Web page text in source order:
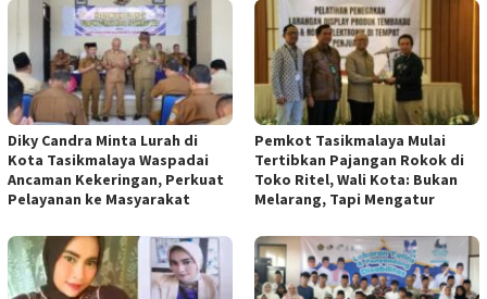
Diky Candra Minta Lurah di
Kota Tasikmalaya Waspadai
Ancaman Kekeringan, Perkuat
Pelayanan ke Masyarakat
Pemkot Tasikmalaya Mulai
Tertibkan Pajangan Rokok di
Toko Ritel, Wali Kota: Bukan
Melarang, Tapi Mengatur